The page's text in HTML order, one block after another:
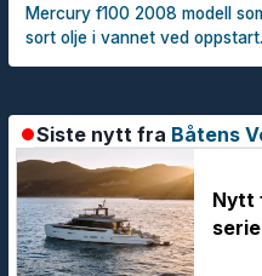
Mercury f100 2008 modell
sort olje i vannet ved oppstart.
Siste nytt fra Båtens
Nytt